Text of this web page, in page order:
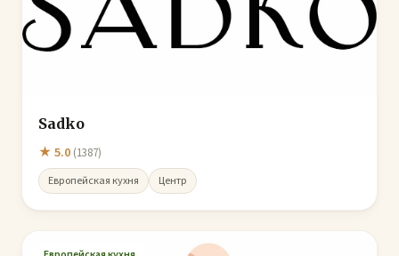
Sadko
★ 5.0 (1387)
Европейская кухня Центр